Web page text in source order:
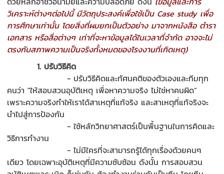
วิเคราะห์ต่างๆต่อไปนี้มีวัตถุประสงค์เพื่อใช้เป็น Case study เพื่อ
การศึกษาเท่านั้น โดยสิ่งที่ผมยกเป็นตัวอย่าง มาจากหนังสือ ตำรา
เอกสาร หรือสื่อต่างๆ เท่าที่จะหาข้อมูลได้ในเวลาที่จำกัดอาจจะไม่
ตรงกับสภาพความเป็นจริงทั้งหมดของโรงงานที่เกิดเหตุ)
1. ปรับวิธีคิด
- ปรับวิธีคิดและทัศนคติของตัวเองและทีมทุก
คนว่า "ให้สอบสวนอุบัติเหตุ เพื่อหาความจริง ไม่ใช่หาคนผิด”
เพราะความจริงทำให้เราได้สาเหตุที่แท้จริง และสาเหตุที่แท้จริงจะ
นำไปสู่การป้องกัน
-ใช้หลักวิทยาศาสตร์เป็นพื้นฐานในการคิดและ
วิธีการทำงาน
-ไม่มีใครที่จะสามารถรู้ได้ทุกเรื่องด้วยคนๆ
เดียว โดยเฉพาะอุบัติเหตุที่มีความซับซ้อน ดังนั้น การสอบสวน